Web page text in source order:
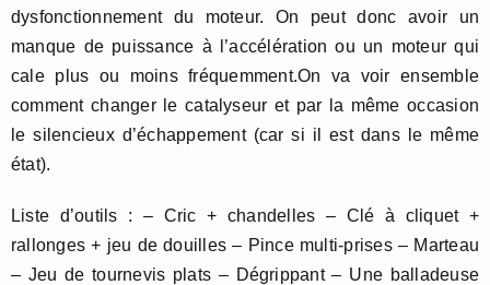
dysfonctionnement du moteur. On peut donc avoir un
manque de puissance à l’accélération ou un moteur qui
cale plus ou moins fréquemment.On va voir ensemble
comment changer le catalyseur et par la même occasion
le silencieux d’échappement (car si il est dans le même
état).
Liste d’outils : – Cric + chandelles – Clé à cliquet +
rallonges + jeu de douilles – Pince multi-prises – Marteau
– Jeu de tournevis plats – Dégrippant – Une balladeuse